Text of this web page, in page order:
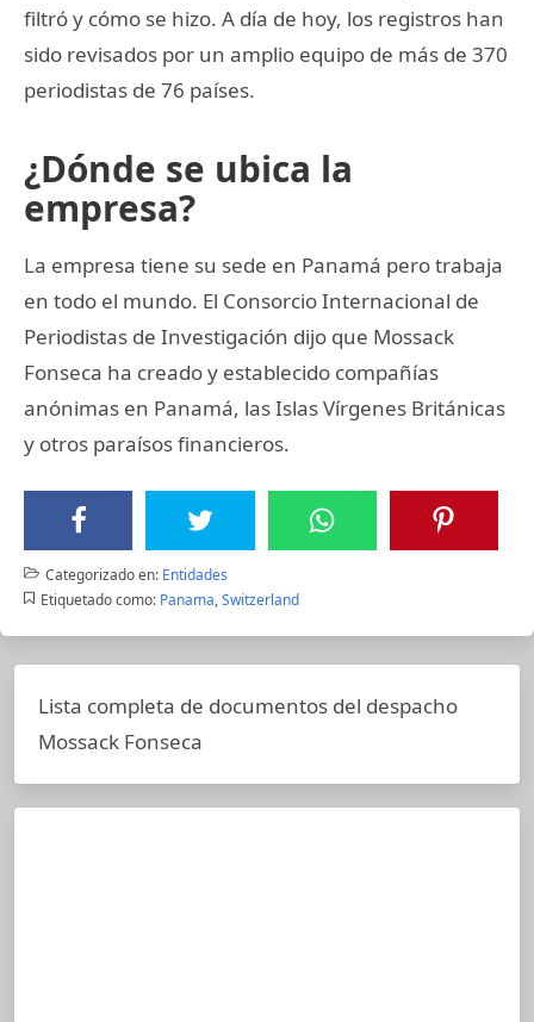
filtró y cómo se hizo. A día de hoy, los registros han
sido revisados por un amplio equipo de más de 370
periodistas de 76 países.
¿Dónde se ubica la
empresa?
La empresa tiene su sede en Panamá pero trabaja
en todo el mundo. El Consorcio Internacional de
Periodistas de Investigación dijo que Mossack
Fonseca ha creado y establecido compañías
anónimas en Panamá, las Islas Vírgenes Británicas
y otros paraísos financieros.
Categorizado en: Entidades
Etiquetado como: Panama,Switzerland
Lista completa de documentos del despacho
Mossack Fonseca